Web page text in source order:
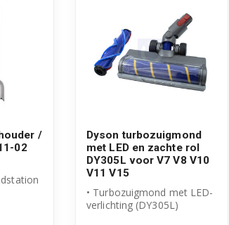
/
02
Dyson turbozuigmond
met LED en zachte rol
DY305L voor V7 V8 V10
V11 V15
• Turbozuigmond met LED-
verlichting (DY305L)